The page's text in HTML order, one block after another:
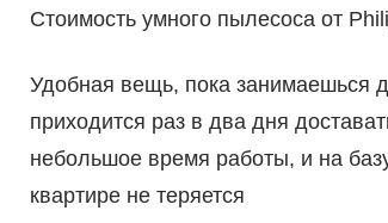
Стоимость умного пылесоса от
Удобная вещь, пока занимаешься
приходится раз в два дня
небольшое время работы, и на
квартире не теряется